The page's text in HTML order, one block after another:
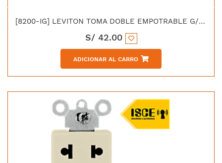
[8200-IG] LEVITON TOMA DOBLE EMPOTRABLE G/HOSPITALARIO TIERRA AISLADA 15A 125V ANARANJADO
S/ 42.00
ADICIONAR AL CARRO